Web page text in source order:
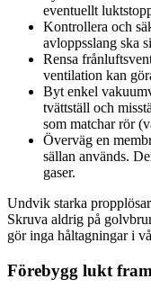
eventuellt
Kontrollera och
avloppsslang ska
Rensa
ventilation kan
Byt enkel
tvättställ och
som matchar rör
Överväg en
sällan används.
gaser.
Undvik starka
Skruva aldrig på
gör inga håltagningar i
Förebygg lukt